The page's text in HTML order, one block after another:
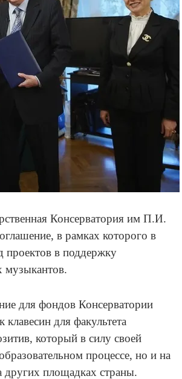
Консерватория им П.И.
в рамках которого в
проектов в поддержку
музыкантов.
для фондов Консерватории
для факультета
который в силу своей
процессе, но и на
других площадках страны.